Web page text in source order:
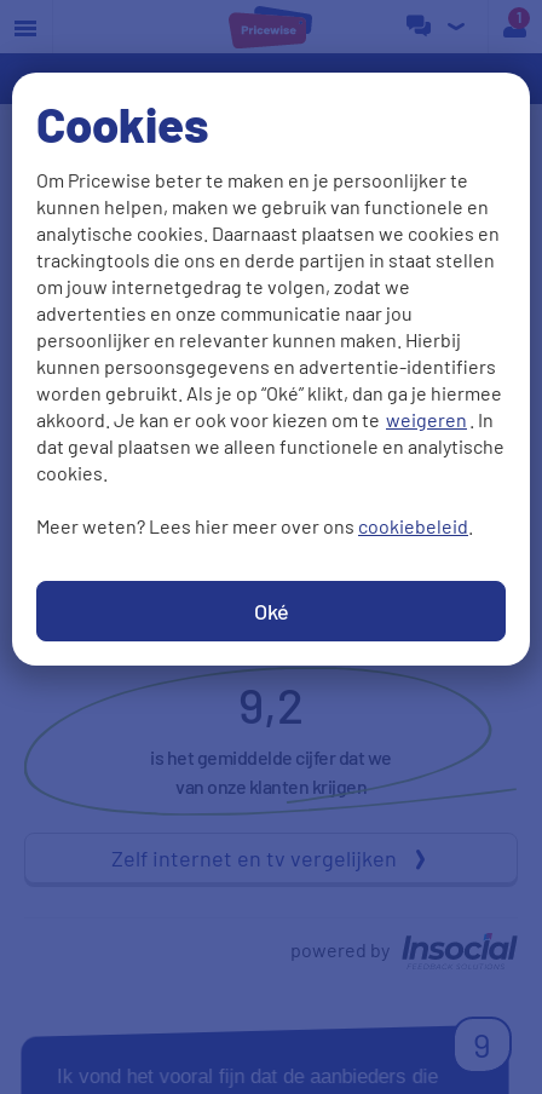
Cookies
Om Pricewise beter te maken en je persoonlijker te
kunnen helpen, maken we gebruik van functionele en
analytische cookies. Daarnaast plaatsen we cookies en
trackingtools die ons en derde partijen in staat stellen
om jouw internetgedrag te volgen, zodat we
advertenties en onze communicatie naar jou
persoonlijker en relevanter kunnen maken. Hierbij
kunnen persoonsgegevens en advertentie-identifiers
worden gebruikt. Als je op “Oké” klikt, dan ga je hiermee
akkoord. Je kan er ook voor kiezen om te weigeren . In
dat geval plaatsen we alleen functionele en analytische
cookies.
Meer weten? Lees hier meer over ons cookiebeleid
Oké
a
vergelijken
We waarderen het als onze klanten vertellen wat ze
van ons vinden. We zijn trots op wat we doen. Maar
ook kritiek is welkom: daar leren we van! Zo
kunnen we je in de toekomst alleen maar beter van
dienst zijn. Hieronder lees je7561 ervaringen van
onze klanten met internet en tv vergelijken.
Duidelijkheid Aanbevelen
NPS
9,2
is het gemiddelde cijfer dat we
van onze klanten krijgen
Zelf internet en tv vergelijken
powered by
9
Ik vond het vooral fijn dat de aanbieders die